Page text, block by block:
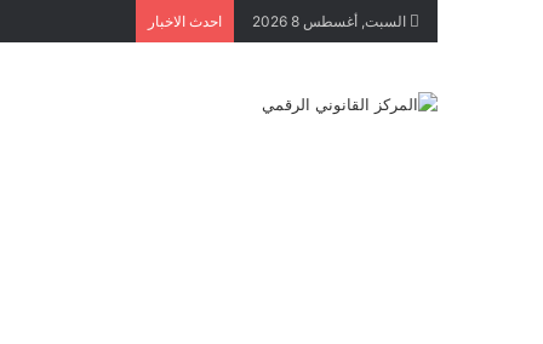
السبت, أغسطس 8 2026 احدث الاخبار